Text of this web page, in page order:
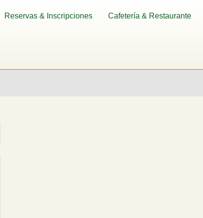
Reservas & Inscripciones Cafetería & Restaurante